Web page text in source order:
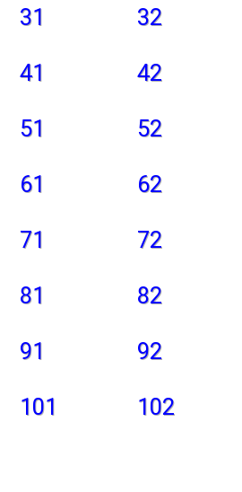
31 32
41 42
51 52
61 62
71 72
81 82
91 92
101 102